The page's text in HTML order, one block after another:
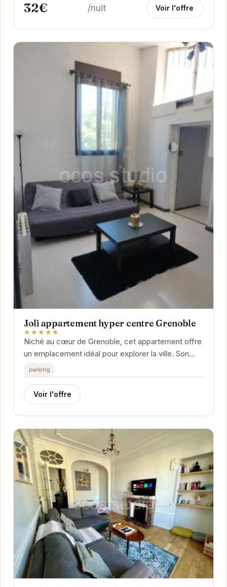
32€ /nuit Voir l'offre
Joli appartement hyper centre Grenoble
★★★★★
Niché au cœur de Grenoble, cet appartement offre
un emplacement idéal pour explorer la ville. Son
intérieur moderne et confortable vous assure un...
parking
Voir l'offre